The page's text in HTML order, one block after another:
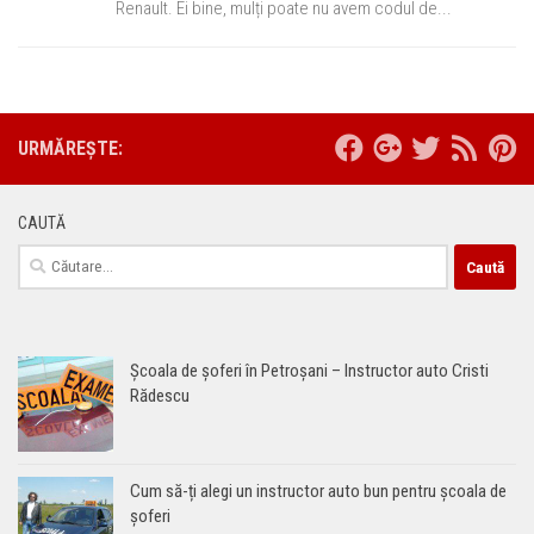
Renault. Ei bine, mulți poate nu avem codul de...
URMĂREȘTE:
CAUTĂ
Caută
după:
Școala de șoferi în Petroșani – Instructor auto Cristi
Rădescu
Cum să-ți alegi un instructor auto bun pentru școala de
șoferi